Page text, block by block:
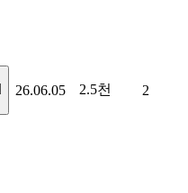
26.06.05 2.5천 2